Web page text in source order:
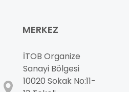
MERKEZ
İTOB Organize
Sanayi Bölgesi
10020 Sokak No:11-